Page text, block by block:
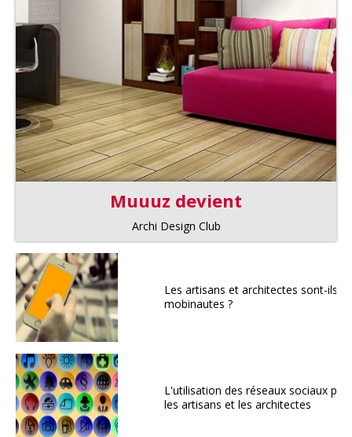
Muuuz devient
Archi Design Club
Les artisans et architectes sont-ils
mobinautes ?
L'utilisation des réseaux sociaux par
les artisans et les architectes